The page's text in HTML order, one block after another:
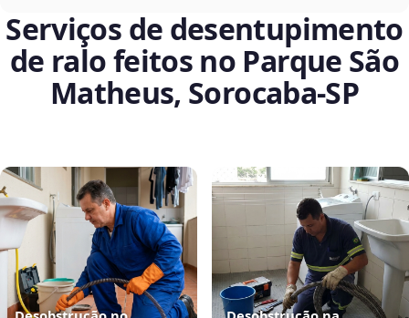
Serviços de desentupimento
de ralo feitos no Parque São
Matheus, Sorocaba‑SP